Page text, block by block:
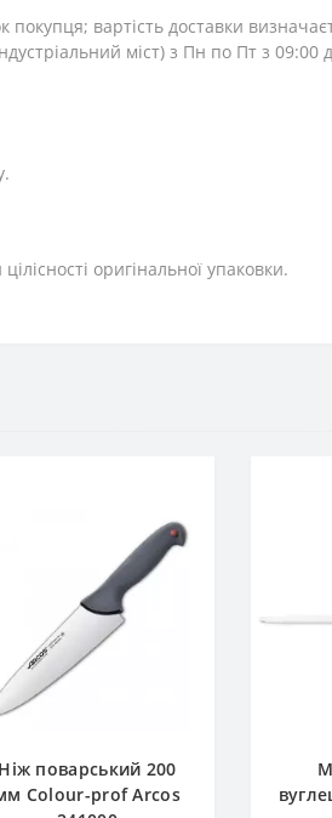
вартість доставки
міст) з Пн по Пт з
оригінальної упаковки.
Ніж поварський 200
Сolour-prof Arcos